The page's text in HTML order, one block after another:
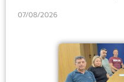
07/08/2026